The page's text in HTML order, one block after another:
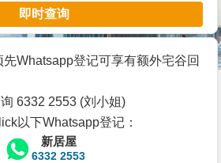
即时查询
Whatsapp登记可享有额外宅谷回
6332 2553 (刘小姐)
以下Whatsapp登记：
新居屋
6332 2553